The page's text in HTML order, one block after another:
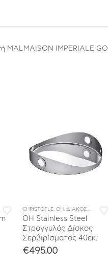
MALMAISON IMPERIALE
ΕΙΔΗ,ΠΟΡΣΕΛΑΝΗ,ΣΥΛΛΟΓΕΣ
CHRISTOFLE OH ΔΙΑΚΟΣΜΗΣΗ ,
OH Stainless Steel
Στρογγυλός Δίσκος
Σερβιρίσματος 40εκ.
€495.00